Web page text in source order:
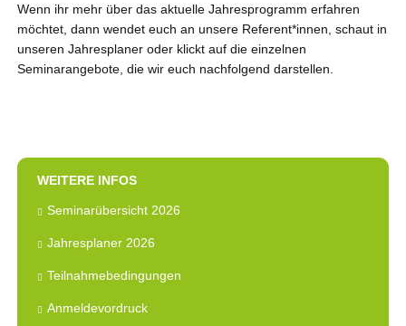
Wenn ihr mehr über das aktuelle Jahresprogramm erfahren
möchtet, dann wendet euch an unsere Referent*innen, schaut in
unseren Jahresplaner oder klickt auf die einzelnen
Seminarangebote, die wir euch nachfolgend darstellen.
WEITERE INFOS
Seminarübersicht 2026
Jahresplaner 2026
Teilnahmebedingungen
Anmeldevordruck